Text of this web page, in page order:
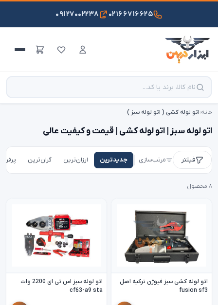
۰۲۱۶۶۷۱۶۶۲۵ ۰۹۱۲۷۰۰۲۲۳۸
خانه›اتو لوله کشی ( اتو لوله سبز )
اتو لوله سبز | اتو لوله کشی | قیمت و کیفیت عالی
فیلتر مرتب‌سازی جدیدترین ارزان‌ترین گران‌ترین
۸ محصول
اتو لوله کشی سبز فیوژن ترکیه اصل
fusion sf3
اتو لوله سبز اس تی ای 2200 وات
cf63-a9 sta